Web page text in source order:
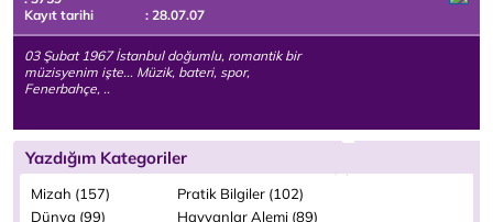
Kayıt tarihi
: 28.07.07
03 Şubat 1967 İstanbul doğumlu, romantik bir
müzisyenim işte... Müzik, bateri, spor,
Fenerbahçe, ..
Yazdığım Kategoriler
Mizah (157)
Pratik Bilgiler (102)
Dünya (99)
Hayvanlar Alemi (89)